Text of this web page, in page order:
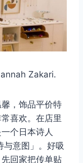
Zakari.
，饰品平价特
喜欢。在店里
个日本诗人
意图」。好吸
回家把传单贴